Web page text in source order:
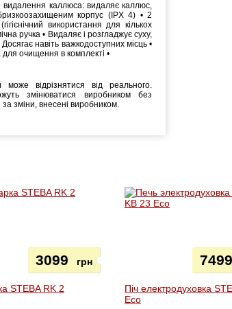
видалення каллюса: видаляє каллюс,
корпус (IPX 4) • 2
використання для кількох
ручка • Видаляє і розгладжує суху,
Досягає навіть важкодоступних місць •
для очищення в комплекті •
відрізнятися від реального.
змінюватися виробником без
зміни, внесені виробником.
STEBA RK 2
3099 грн
Піч електродуховка
Eco